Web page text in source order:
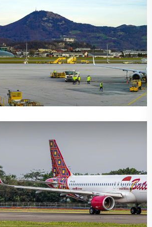
和螺栓：动力升级